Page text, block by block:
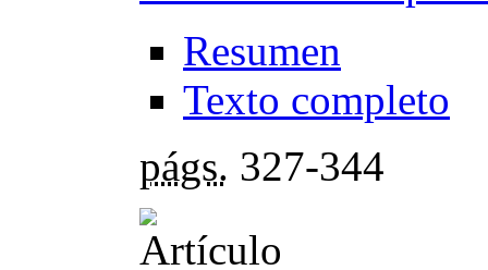
Resumen
Texto completo
págs. 327-344